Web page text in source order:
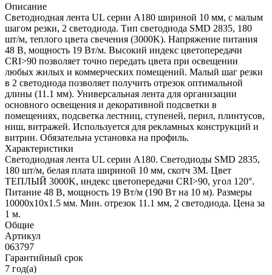
Описание
Светодиодная лента UL серии A180 шириной 10 мм, с малым
шагом резки, 2 светодиода. Тип светодиода SMD 2835, 180
шт/м, теплого цвета свечения (3000K). Напряжение питания
48 В, мощность 19 Вт/м. Высокий индекс цветопередачи
CRI>90 позволяет точно передать цвета при освещении
любых жилых и коммерческих помещений. Малый шаг резки
в 2 светодиода позволяет получить отрезок оптимальной
длины (11.1 мм). Универсальная лента для организации
основного освещения и декоративной подсветки в
помещениях, подсветка лестниц, ступеней, перил, плинтусов,
ниш, витражей. Используется для рекламных конструкций и
витрин. Обязательна установка на профиль.
Характеристики
Светодиодная лента UL серии A180. Светодиоды SMD 2835,
180 шт/м, белая плата шириной 10 мм, скотч 3M. Цвет
ТЕПЛЫЙ 3000K, индекс цветопередачи CRI>90, угол 120°.
Питание 48 В, мощность 19 Вт/м (190 Вт на 10 м). Размеры
10000x10x1.5 мм. Мин. отрезок 11.1 мм, 2 светодиода. Цена за
1 м.
Общие
Артикул
063797
Гарантийный срок
7 год(а)